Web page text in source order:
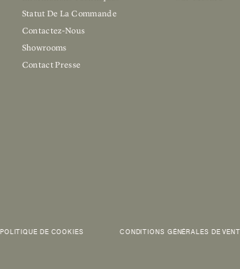
Statut De La Commande
Contactez-Nous
Showrooms
Contact Presse
POLITIQUE DE COOKIES CONDITIONS GÉNÉRALES DE